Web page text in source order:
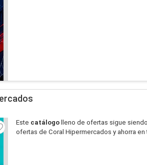
Este catálogo lleno de ofertas sigue
ofertas de Coral Hipermercados y ahorra